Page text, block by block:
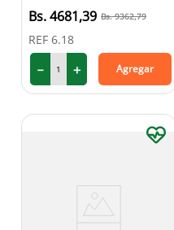
4681,39 9362,79
REF 6.18
＋
－ Agregar
.
protector solar
10. medias compresión